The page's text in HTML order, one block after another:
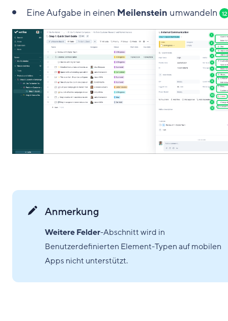
Eine Aufgabe in einen Meilenstein umwandeln 12
Anmerkung
Weitere Felder-Abschnitt wird in
Benutzerdefinierten Element-Typen auf mobilen
Apps nicht unterstützt.